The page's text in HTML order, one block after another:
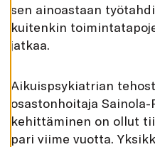
V
Ä
K
S
Y
K
K
I
E
Ä
sen ainoastaan
kuitenkin
jatkaa.
Aikuispsykiatrian
osastonhoitaja
kehittäminen on ollut
pari viime vuotta.